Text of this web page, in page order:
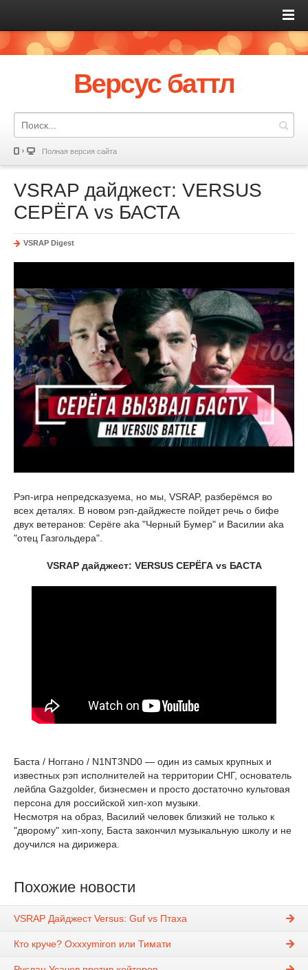
Версус баттл
Полная версия сайта
VSRAP дайджест: VERSUS
СЕРЁГА vs БАСТА
VSRAP Digest
Рэп-игра непредсказуема, но мы, VSRAP, разберёмся во
всех деталях. В новом рэп-дайджесте пойдет речь о бифе
двух ветеранов: Серёге aka "Черный Бумер" и Василии aka
"отец Газгольдера".
VSRAP дайджест: VERSUS СЕРЁГА vs БАСТА
Баста / Ноггано / N1NT3ND0 — один из самых крупных и
известных рэп исполнителей на территории СНГ, основатель
лейбла Gazgolder, бизнесмен и просто достаточно культовая
персона для российской хип-хоп музыки.
Несмотря на образ, Василий человек близкий не только к
"дворому" хип-хопу, Баста закончил музыкальную школу и не
доучился на дирижера.
Похожие новости
VSRAP Дайджест Versus: Guf vs Птаха
Кто круче? Oxxxymiron или Тимати